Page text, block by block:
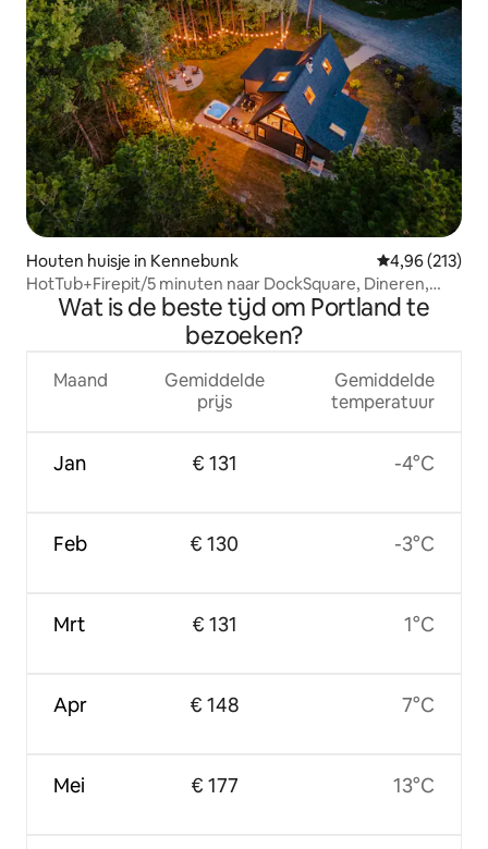
Houten huisje in Kennebunk Gemiddelde
4,96 (213)
HotTub+Firepit/5 minuten naar DockSquare, Dineren,
StrandWat is de beste tijd om Portland te
bezoeken?
Maand
Jan
Feb
Mrt
Apr
Mei
Gemiddelde
prijs
€ 131
€ 130
€ 131
€ 148
€ 177
Gemiddelde
temperatuur
-4°C
-3°C
1°C
7°C
13°C